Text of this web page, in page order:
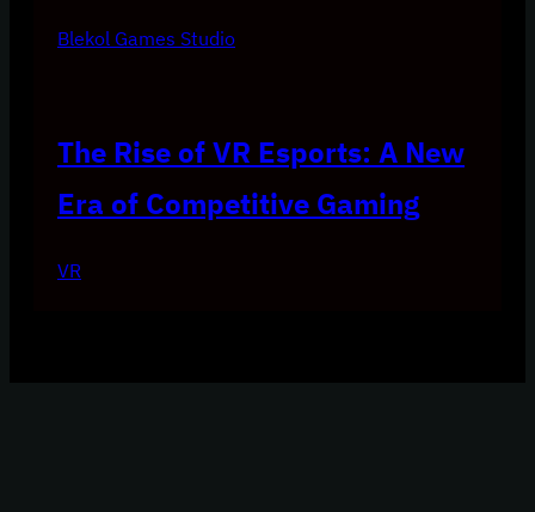
Blekol Games Studio
The Rise of VR Esports: A New
Era of Competitive Gaming
VR